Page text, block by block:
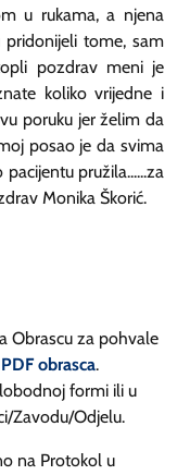
u rukama, a njena
tome, sam
pozdrav meni je
koliko vrijedne i
poruku jer želim da
posao je da svima
pružila......za
Monika Škorić.
Obrascu za pohvale
PDF obrasca.
formi ili u
Zavodu/Odjelu.
na Protokol u